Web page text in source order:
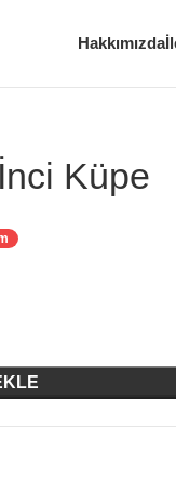
Hakkımızda
Küpe